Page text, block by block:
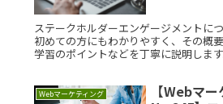
ステークホルダーエンゲージメントに
初めての方にもわかりやすく、その概
学習のポイントなどを丁寧に説明しま
Webマーケティング
【Webマ